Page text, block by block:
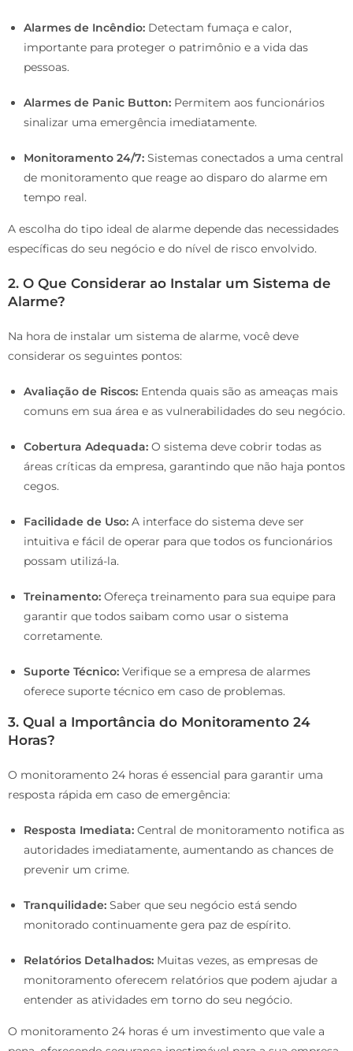
Alarmes de Incêndio: Detectam fumaça e calor,
importante para proteger o patrimônio e a vida das
pessoas.
Alarmes de Panic Button: Permitem aos funcionários
sinalizar uma emergência imediatamente.
Monitoramento 24/7: Sistemas conectados a uma central
de monitoramento que reage ao disparo do alarme em
tempo real.
A escolha do tipo ideal de alarme depende das necessidades
específicas do seu negócio e do nível de risco envolvido.
2. O Que Considerar ao Instalar um Sistema de
Alarme?
Na hora de instalar um sistema de alarme, você deve
considerar os seguintes pontos:
Avaliação de Riscos: Entenda quais são as ameaças mais
comuns em sua área e as vulnerabilidades do seu negócio.
Cobertura Adequada: O sistema deve cobrir todas as
áreas críticas da empresa, garantindo que não haja pontos
cegos.
Facilidade de Uso: A interface do sistema deve ser
intuitiva e fácil de operar para que todos os funcionários
possam utilizá-la.
Treinamento: Ofereça treinamento para sua equipe para
garantir que todos saibam como usar o sistema
corretamente.
Suporte Técnico: Verifique se a empresa de alarmes
oferece suporte técnico em caso de problemas.
3. Qual a Importância do Monitoramento 24
Horas?
O monitoramento 24 horas é essencial para garantir uma
resposta rápida em caso de emergência:
Resposta Imediata: Central de monitoramento notifica as
autoridades imediatamente, aumentando as chances de
prevenir um crime.
Tranquilidade: Saber que seu negócio está sendo
monitorado continuamente gera paz de espírito.
Relatórios Detalhados: Muitas vezes, as empresas de
monitoramento oferecem relatórios que podem ajudar a
entender as atividades em torno do seu negócio.
O monitoramento 24 horas é um investimento que vale a